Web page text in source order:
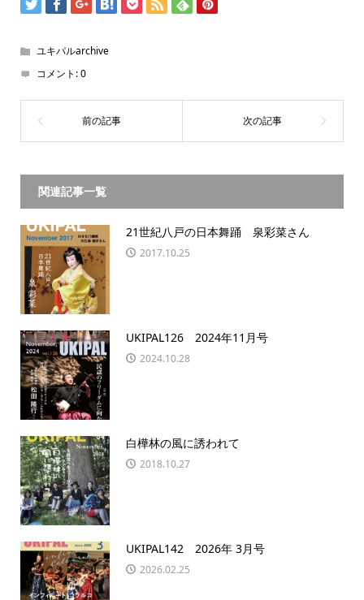
ユキパルarchive
コメント:0
関連記事一覧
21世紀八戸の日本舞踊 泉彩菜さん
2017.10.25
UKIPAL126 2024年11月号
2024.10.28
白樺林の風に誘われて
2018.10.27
UKIPAL142 2026年 3月号
2026.02.25